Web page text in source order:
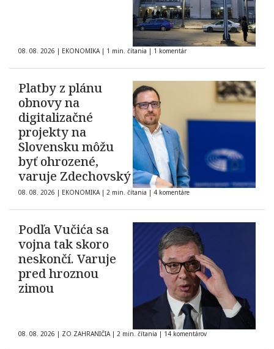
08. 08. 2026 | EKONOMIKA | 1 min. čítania | 1 komentár
Platby z plánu
obnovy na
digitalizačné
projekty na
Slovensku môžu
byť ohrozené,
varuje Zdechovský
08. 08. 2026 | EKONOMIKA | 2 min. čítania | 4 komentáre
Podľa Vučića sa
vojna tak skoro
neskončí. Varuje
pred hroznou
zimou
08. 08. 2026 | ZO ZAHRANIČIA | 2 min. čítania | 14 komentárov